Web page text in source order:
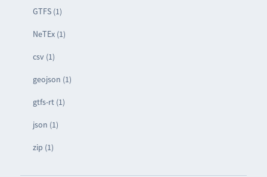
GTFS (1)
NeTEx (1)
csv (1)
geojson (1)
gtfs-rt (1)
json (1)
zip (1)